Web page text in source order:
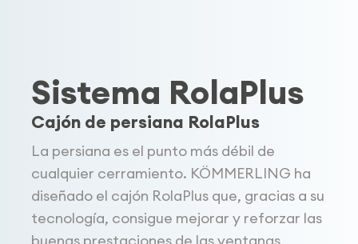
Sistema RolaPlus
Cajón de persiana RolaPlus
La persiana es el punto más débil de
cualquier cerramiento. KÖMMERLING ha
diseñado el cajón RolaPlus que, gracias a su
tecnología, consigue mejorar y reforzar las
buenas prestaciones de las ventanas